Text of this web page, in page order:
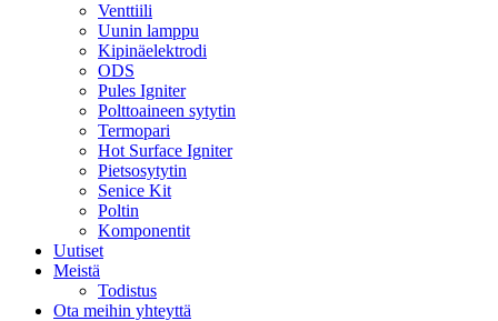
Venttiili
Uunin lamppu
Kipinäelektrodi
ODS
Pules Igniter
Polttoaineen sytytin
Termopari
Hot Surface Igniter
Pietsosytytin
Senice Kit
Poltin
Komponentit
Uutiset
Meistä
Todistus
Ota meihin yhteyttä